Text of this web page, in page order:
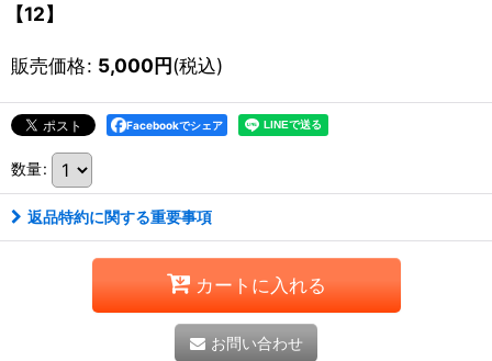
【12】
販売価格: 5,000円(税込)
Facebookでシェア
数量:
返品特約に関する重要事項
カートに入れる
お問い合わせ